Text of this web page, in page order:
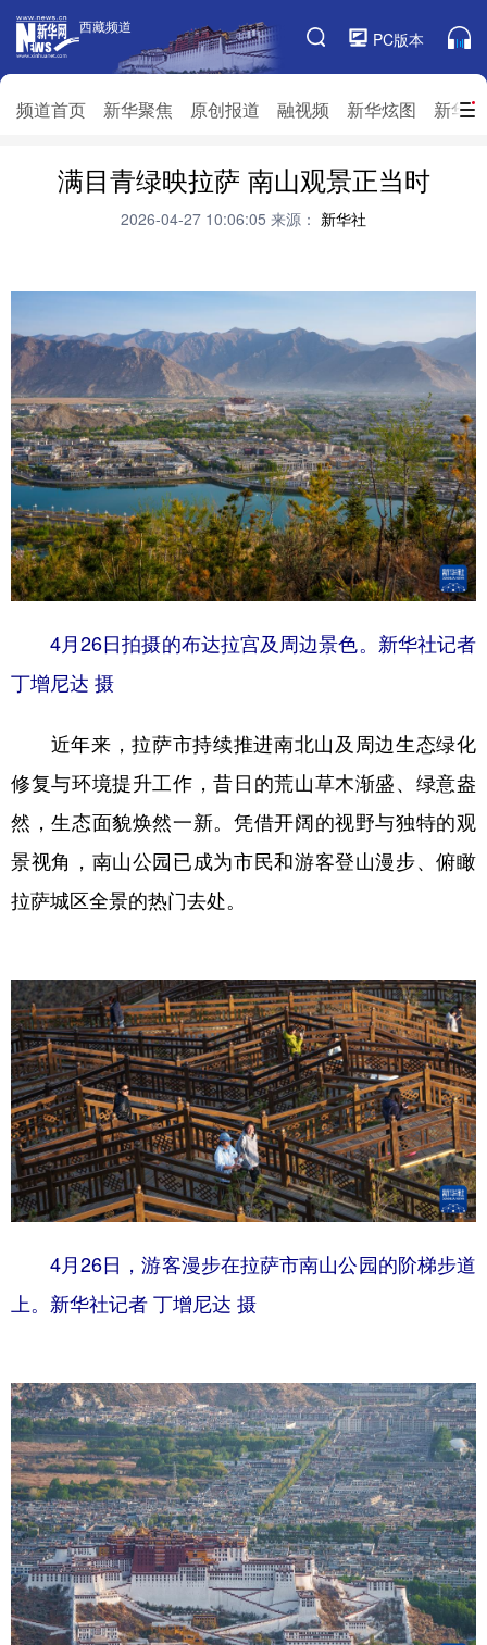
西藏频道
PC版本
频道首页 新华聚焦 原创报道 融视频 新华炫图 新华
西藏频道
频道栏目
频道首页 新华聚焦 原创报道
融视频
新华访谈 新华云直播
满目青绿映拉萨 南山观景正当时
2026-04-27 10:06:05 来源： 新华社
4月26日拍摄的布达拉宫及周边景色。新华社记者
丁增尼达 摄
近年来，拉萨市持续推进南北山及周边生态绿化
修复与环境提升工作，昔日的荒山草木渐盛、绿意盎
然，生态面貌焕然一新。凭借开阔的视野与独特的观
景视角，南山公园已成为市民和游客登山漫步、俯瞰
拉萨城区全景的热门去处。
4月26日，游客漫步在拉萨市南山公园的阶梯步道
上。新华社记者 丁增尼达 摄